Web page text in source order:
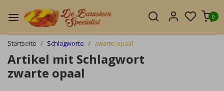
0
Startseite Schlagworte zwarte opaal
Artikel mit Schlagwort
zwarte opaal